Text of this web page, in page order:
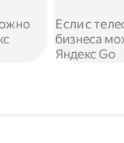
Если с
бизнеса
Яндекс Go